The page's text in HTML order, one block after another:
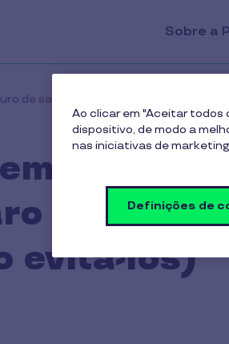
Sobre a
de saúde da empresa: 7 erros que
7
aos
evitá-los)
Ao clicar em "Aceitar todos
dispositivo, de modo a
nas iniciativas de
Definições de